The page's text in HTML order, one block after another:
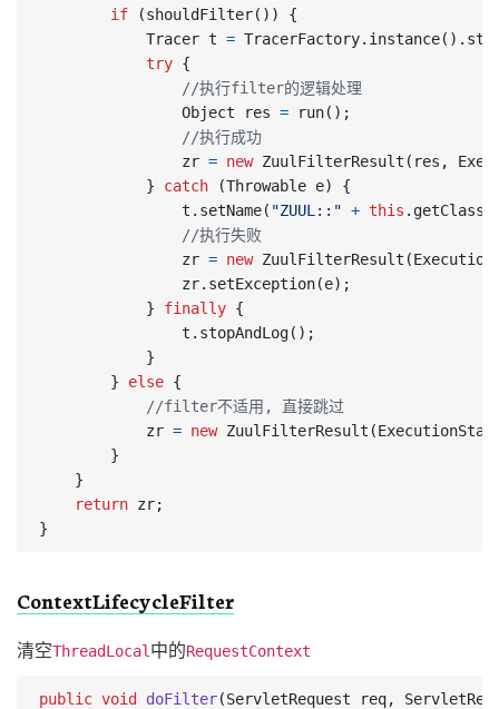
if
(shouldFilter())
{
Tracer t = TracerFactory. instance().
try {
//执行filter的逻辑处理
Object
res = run();
//执行成功
zr = new ZuulFilterResult ( res ,
}
catch (Throwable e)
{
t . setName( "ZUUL::" + this . getClass
//执行失败
zr = new ZuulFilterResult (
zr. setException(e);
}
finally {
t . stopAndLog();
}
}
else {
//filter不适用, 直接跳过
zr = new ZuulFilterResult (
}
}
return zr;
}
ContextLifecycleFilter
清空ThreadLocal 中的RequestContext
public void doFilter(ServletRequest req,